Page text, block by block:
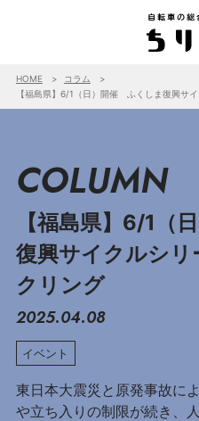
HOME
コラム
【福島県】6/1（日）開催 ふくしま復興サ
COLUMN
【福島県】6/1（
復興サイクルシ
クリング
2025.04.08
イベント
東日本大震災と原発事故に
や立ち入りの制限が続き、